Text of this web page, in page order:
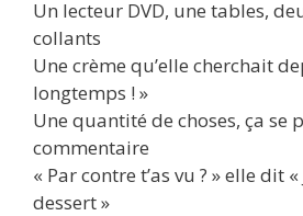
Un lecteur DVD, une tables,
collants
Une crème qu’elle cherchait
longtemps ! »
Une quantité de choses, ça se
commentaire
« Par contre t’as vu ? » elle dit
dessert »